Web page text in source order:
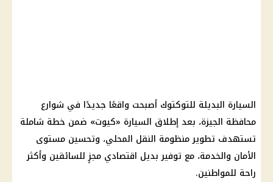
السيارة البديلة للتوكتوك أصبحت واقعًا جديدًا في شوارع
محافظة الجيزة، بعد إطلاق السيارة «كيوت» ضمن خطة شاملة
تستهدف تطوير منظومة النقل المحلي، وتحسين مستوى
الأمان والخدمة، مع توفير بديل اقتصادي مجزٍ للسائقين وأكثر
راحة للمواطنين.